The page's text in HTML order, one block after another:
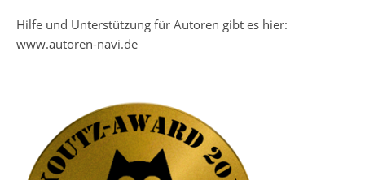
Hilfe und Unterstützung für Autoren gibt es hier:
www.autoren-navi.de